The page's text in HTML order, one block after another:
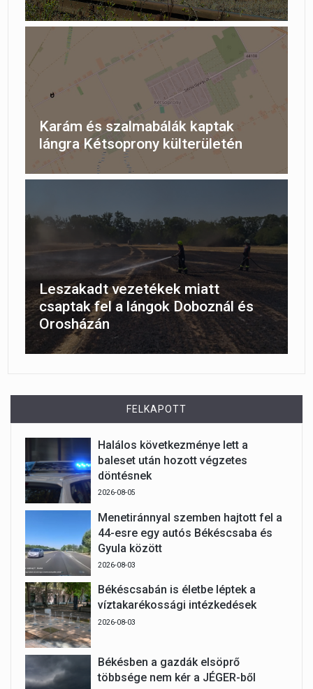
Karám és szalmabálák kaptak
lángra Kétsoprony külterületén
Leszakadt vezetékek miatt
csaptak fel a lángok Doboznál és
Orosházán
FELKAPOTT
Halálos következménye lett a
baleset után hozott végzetes
döntésnek
2026-08-05
Menetiránnyal szemben hajtott fel a
44-esre egy autós Békéscsaba és
Gyula között
2026-08-03
Békéscsabán is életbe léptek a
víztakarékossági intézkedések
2026-08-03
Békésben a gazdák elsöprő
többsége nem kér a JÉGER-ből